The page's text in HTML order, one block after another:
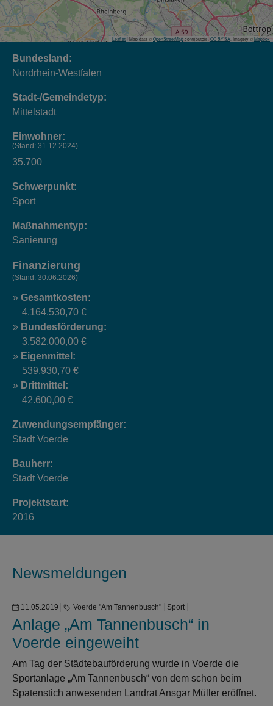
Leaflet | Map data © OpenStreetMap contributors, CC-BY-SA, Imagery © Mapbox
Bundesland:
Nordrhein-Westfalen
Stadt-/Gemeindetyp:
Mittelstadt
Einwohner:
(Stand: 31.12.2024)
35.700
Schwerpunkt:
Sport
Maßnahmentyp:
Sanierung
Finanzierung
(Stand: 30.06.2026)
Gesamtkosten:
4.164.530,70 €
Bundesförderung:
3.582.000,00 €
Eigenmittel:
539.930,70 €
Drittmittel:
42.600,00 €
Zuwendungsempfänger:
Stadt Voerde
Bauherr:
Stadt Voerde
Projektstart:
2016
Newsmeldungen
11.05.2019 Voerde "Am Tannenbusch" Sport
Anlage „Am Tannenbusch“ in
Voerde eingeweiht
Am Tag der Städtebauförderung wurde in Voerde die
Sportanlage „Am Tannenbusch“ von dem schon beim
Spatenstich anwesenden Landrat Ansgar Müller eröffnet.